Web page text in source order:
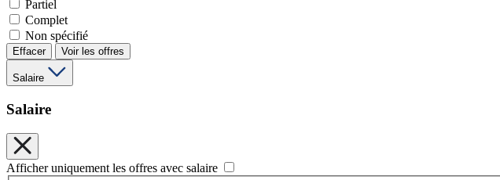
Partiel
Complet
Non spécifié
Effacer Voir les offres
Salaire
Salaire
Afficher uniquement les offres avec salaire